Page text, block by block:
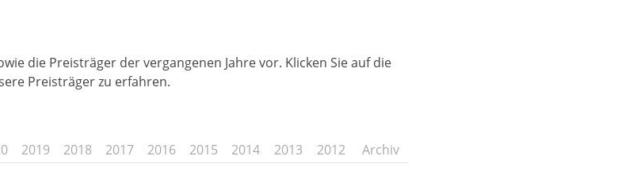
die Preisträger der vergangenen Jahre vor. Klicken Sie auf die
Preisträger zu erfahren.
2019 2018 2017 2016 2015 2014 2013 2012 Archiv